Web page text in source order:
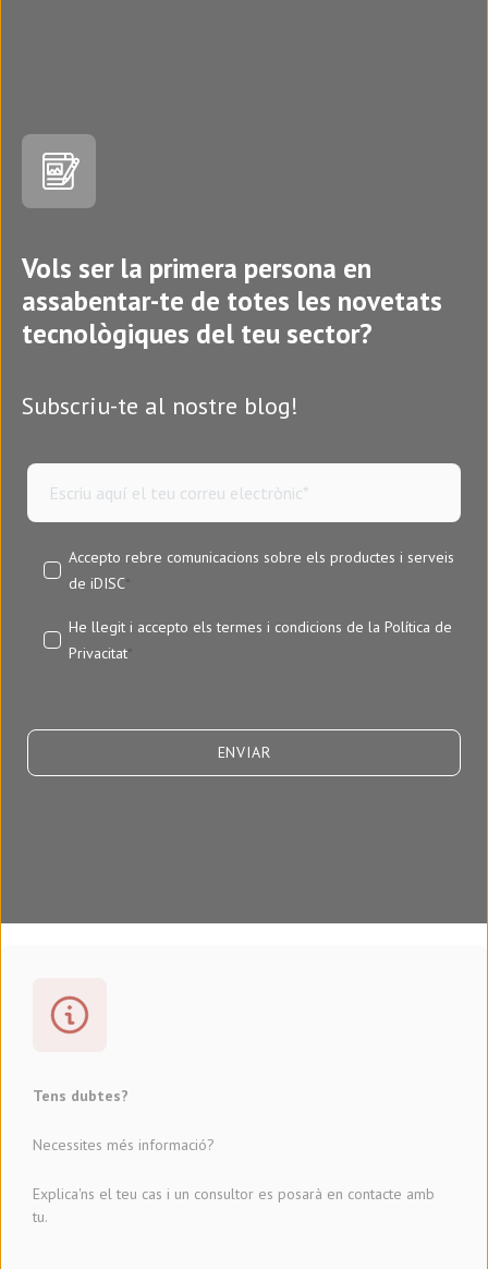
Vols ser la primera persona en
assabentar-te de totes les novetats
tecnològiques del teu sector?
Subscriu-te al nostre blog!
Accepto rebre comunicacions sobre els productes i serveis
de iDISC*
He llegit i accepto els termes i condicions de la Política de
Privacitat*
Tens dubtes?
Necessites més informació?
Explica'ns el teu cas i un consultor es posarà en contacte amb
tu.